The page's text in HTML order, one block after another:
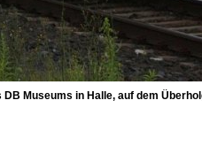
DB Museums in Halle, auf dem